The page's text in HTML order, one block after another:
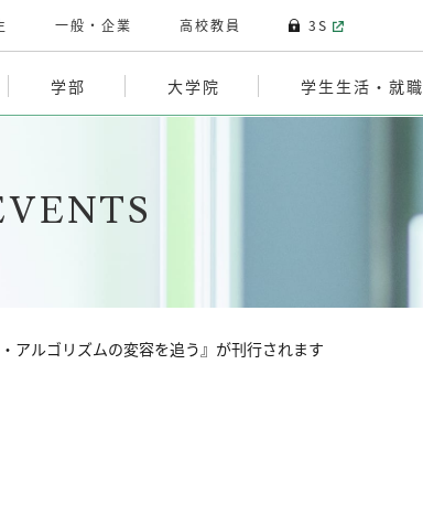
学部 大学院 学生生活・就職
一般・企業 高校教員 3S
アルゴリズムの変容を追う』が刊行されます